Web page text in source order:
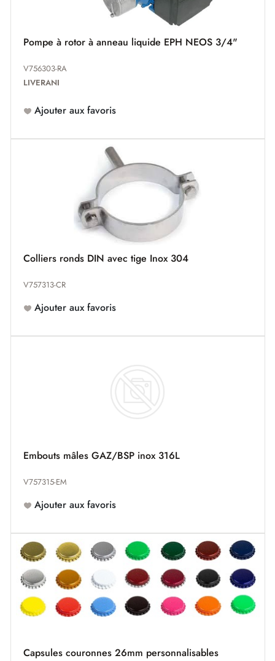
Pompe à rotor à anneau liquide EPH NEOS 3/4"
V756303-RA
LIVERANI
Ajouter aux favoris
Colliers ronds DIN avec tige Inox 304
V757313-CR
Ajouter aux favoris
Embouts mâles GAZ/BSP inox 316L
V757315-EM
Ajouter aux favoris
Capsules couronnes 26mm personnalisables